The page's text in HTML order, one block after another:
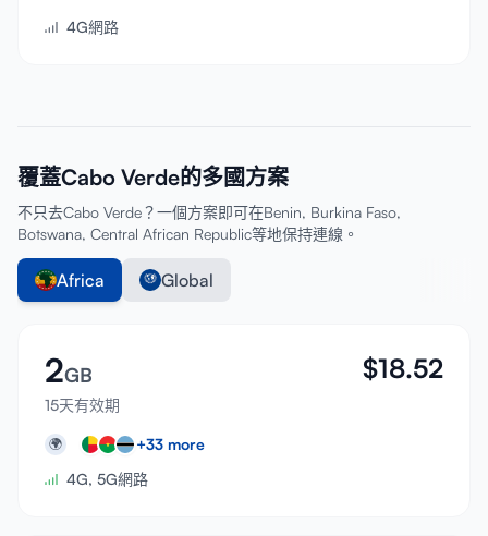
4G網路
覆蓋Cabo Verde的多國方案
不只去Cabo Verde？一個方案即可在Benin, Burkina Faso,
Botswana, Central African Republic等地保持連線。
Africa Global
2GB
15天有效期
$18.52
🌍 +33 more
4G, 5G網路